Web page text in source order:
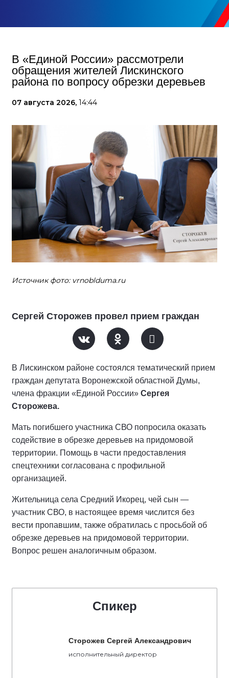
В «Единой России» рассмотрели
обращения жителей Лискинского
района по вопросу обрезки деревьев
07 августа 2026, 14:44
Источник фото: vrnoblduma.ru
Сергей Сторожев провел прием граждан
В Лискинском районе состоялся тематический прием
граждан депутата Воронежской областной Думы,
члена фракции «Единой России» Сергея
Сторожева.
Мать погибшего участника СВО попросила оказать
содействие в обрезке деревьев на придомовой
территории. Помощь в части предоставления
спецтехники согласована с профильной
организацией.
Жительница села Средний Икорец, чей сын —
участник СВО, в настоящее время числится без
вести пропавшим, также обратилась с просьбой об
обрезке деревьев на придомовой территории.
Вопрос решен аналогичным образом.
Спикер
Сторожев Сергей Александрович
исполнительный директор